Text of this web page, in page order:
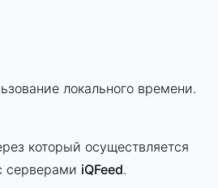
локального времени.
который осуществляется
серверами iQFeed.